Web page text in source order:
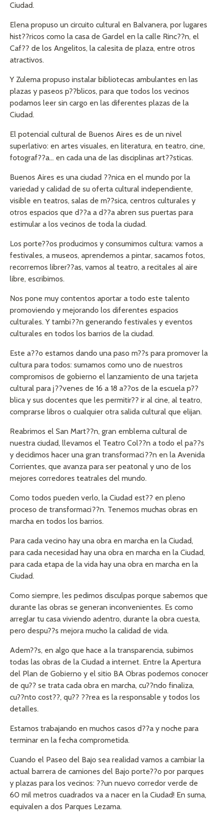
Ciudad.
Elena propuso un circuito cultural en Balvanera, por lugares
hist??ricos como la casa de Gardel en la calle Rinc??n, el
Caf?? de los Angelitos, la calesita de plaza, entre otros
atractivos.
Y Zulema propuso instalar bibliotecas ambulantes en las
plazas y paseos p??blicos, para que todos los vecinos
podamos leer sin cargo en las diferentes plazas de la
Ciudad.
El potencial cultural de Buenos Aires es de un nivel
superlativo: en artes visuales, en literatura, en teatro, cine,
fotograf??a… en cada una de las disciplinas art??sticas.
Buenos Aires es una ciudad ??nica en el mundo por la
variedad y calidad de su oferta cultural independiente,
visible en teatros, salas de m??sica, centros culturales y
otros espacios que d??a a d??a abren sus puertas para
estimular a los vecinos de toda la ciudad.
Los porte??os producimos y consumimos cultura: vamos a
festivales, a museos, aprendemos a pintar, sacamos fotos,
recorremos librer??as, vamos al teatro, a recitales al aire
libre, escribimos.
Nos pone muy contentos aportar a todo este talento
promoviendo y mejorando los diferentes espacios
culturales. Y tambi??n generando festivales y eventos
culturales en todos los barrios de la ciudad.
Este a??o estamos dando una paso m??s para promover la
cultura para todos: sumamos como uno de nuestros
compromisos de gobierno el lanzamiento de una tarjeta
cultural para j??venes de 16 a 18 a??os de la escuela p??
blica y sus docentes que les permitir?? ir al cine, al teatro,
comprarse libros o cualquier otra salida cultural que elijan.
Reabrimos el San Mart??n, gran emblema cultural de
nuestra ciudad, llevamos el Teatro Col??n a todo el pa??s
y decidimos hacer una gran transformaci??n en la Avenida
Corrientes, que avanza para ser peatonal y uno de los
mejores corredores teatrales del mundo.
Como todos pueden verlo, la Ciudad est?? en pleno
proceso de transformaci??n. Tenemos muchas obras en
marcha en todos los barrios.
Para cada vecino hay una obra en marcha en la Ciudad,
para cada necesidad hay una obra en marcha en la Ciudad,
para cada etapa de la vida hay una obra en marcha en la
Ciudad.
Como siempre, les pedimos disculpas porque sabemos que
durante las obras se generan inconvenientes. Es como
arreglar tu casa viviendo adentro, durante la obra cuesta,
pero despu??s mejora mucho la calidad de vida.
Adem??s, en algo que hace a la transparencia, subimos
todas las obras de la Ciudad a internet. Entre la Apertura
del Plan de Gobierno y el sitio BA Obras podemos conocer
de qu?? se trata cada obra en marcha, cu??ndo finaliza,
cu??nto cost??, qu?? ??rea es la responsable y todos los
detalles.
Estamos trabajando en muchos casos d??a y noche para
terminar en la fecha comprometida.
Cuando el Paseo del Bajo sea realidad vamos a cambiar la
actual barrera de camiones del Bajo porte??o por parques
y plazas para los vecinos: ??un nuevo corredor verde de
60 mil metros cuadrados va a nacer en la Ciudad! En suma,
equivalen a dos Parques Lezama.